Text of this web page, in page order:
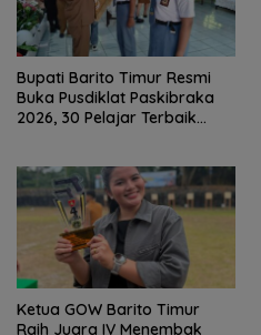
Bupati Barito Timur Resmi
Buka Pusdiklat Paskibraka
2026, 30 Pelajar Terbaik
Ketua GOW Barito Timur
Raih Juara IV Menembak